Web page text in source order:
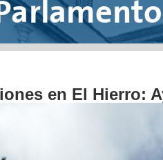
en El Hierro: